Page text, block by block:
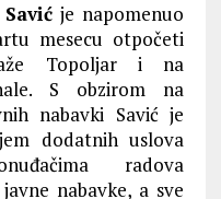
Savić je napomenuo
mesecu otpočeti
Topoljar i na
S obzirom na
nabavki Savić je
dodatnih uslova
radova
nabavke, a sve